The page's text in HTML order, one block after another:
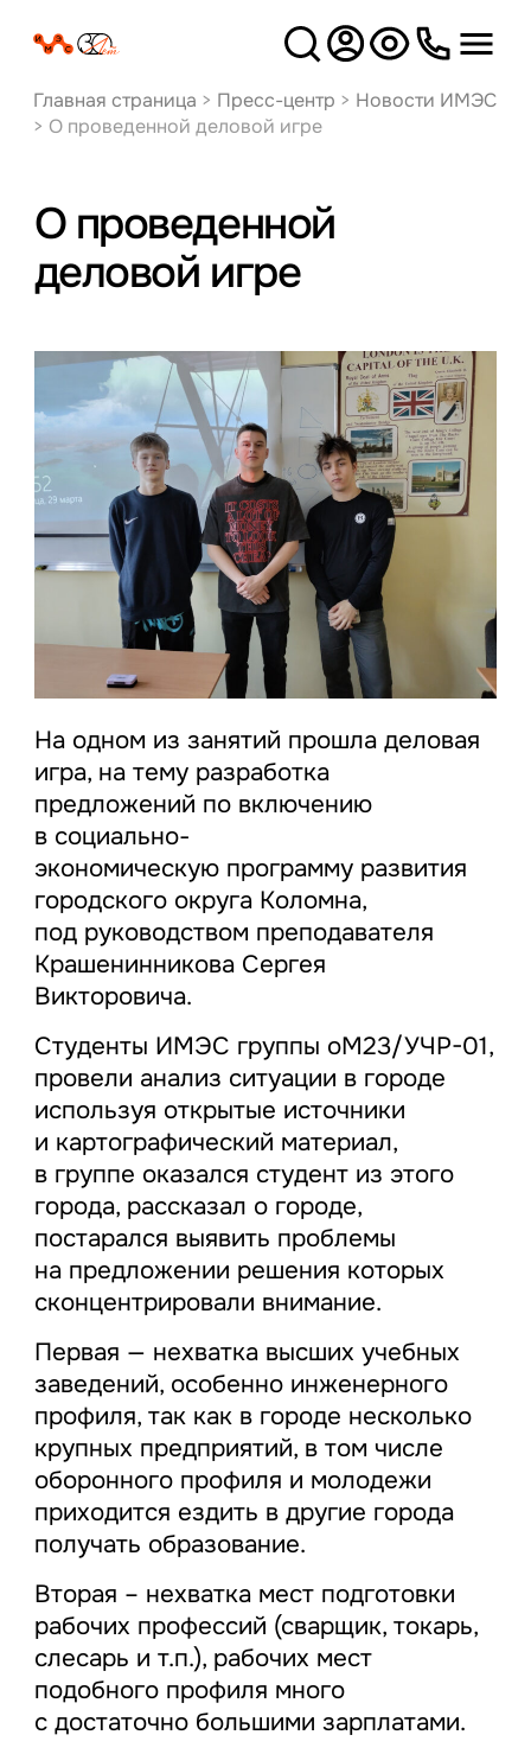
Версия
для слабовидящих
Главная страница > Пресс-центр > Новости ИМЭС
> О проведенной деловой игре
О проведенной
деловой игре
На одном из занятий прошла деловая
игра, на тему разработка
предложений по включению
в социально-
экономическую программу развития
городского округа Коломна,
под руководством преподавателя
Крашенинникова Сергея
Викторовича.
Студенты ИМЭС группы оМ23/УЧР-01,
провели анализ ситуации в городе
используя открытые источники
и картографический материал,
в группе оказался студент из этого
города, рассказал о городе,
постарался выявить проблемы
на предложении решения которых
сконцентрировали внимание.
Первая — нехватка высших учебных
заведений, особенно инженерного
профиля, так как в городе несколько
крупных предприятий, в том числе
оборонного профиля и молодежи
приходится ездить в другие города
получать образование.
Вторая – нехватка мест подготовки
рабочих профессий (сварщик, токарь,
слесарь и т.п.), рабочих мест
подобного профиля много
с достаточно большими зарплатами.